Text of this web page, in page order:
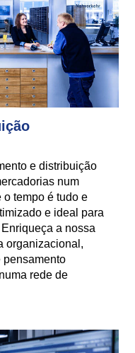
e distribuição
num
tempo é tudo e
e ideal para
a nossa
organizacional,
pensamento
rede de